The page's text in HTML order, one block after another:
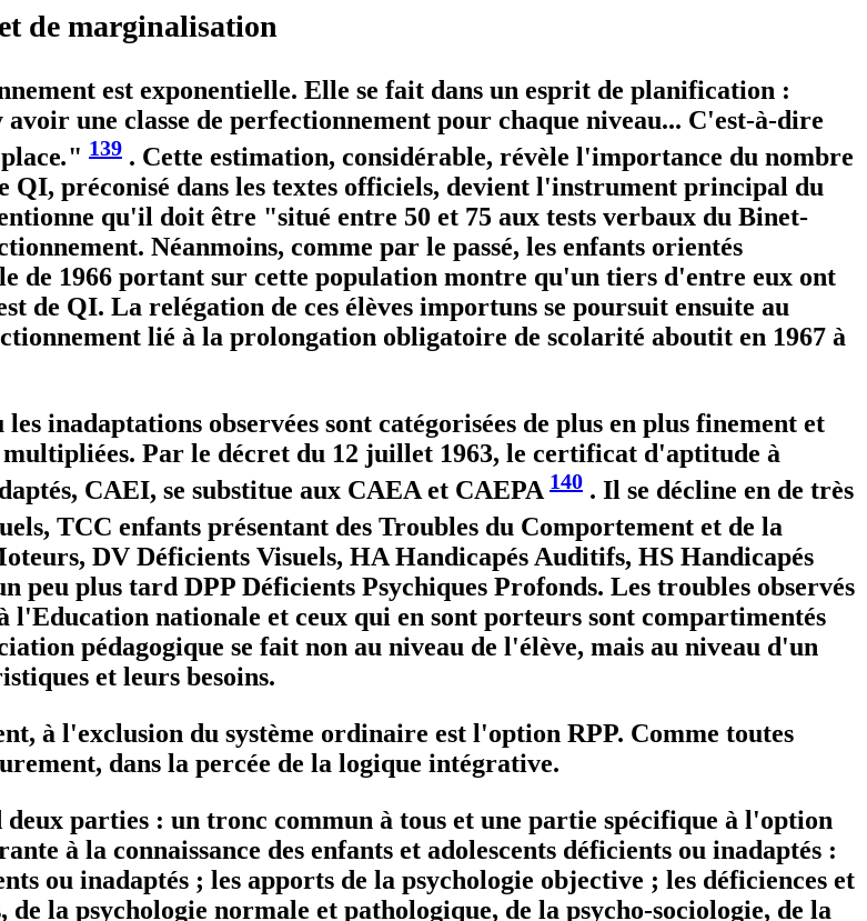
de marginalisation
est exponentielle. Elle se fait dans un esprit de planification :
une classe de perfectionnement pour chaque niveau... C'est-à-dire
." 139 . Cette estimation, considérable, révèle l'importance du nombre
QI, préconisé dans les textes officiels, devient l'instrument principal du
qu'il doit être "situé entre 50 et 75 aux tests verbaux du Binet-
Néanmoins, comme par le passé, les enfants orientés
de 1966 portant sur cette population montre qu'un tiers d'entre eux ont
de QI. La relégation de ces élèves importuns se poursuit ensuite au
lié à la prolongation obligatoire de scolarité aboutit en 1967 à
inadaptations observées sont catégorisées de plus en plus finement et
Par le décret du 12 juillet 1963, le certificat d'aptitude à
CAEI, se substitue aux CAEA et CAEPA 140 . Il se décline en de très
TCC enfants présentant des Troubles du Comportement et de la
DV Déficients Visuels, HA Handicapés Auditifs, HS Handicapés
peu plus tard DPP Déficients Psychiques Profonds. Les troubles observés
l'Education nationale et ceux qui en sont porteurs sont compartimentés
pédagogique se fait non au niveau de l'élève, mais au niveau d'un
et leurs besoins.
à l'exclusion du système ordinaire est l'option RPP. Comme toutes
dans la percée de la logique intégrative.
parties : un tronc commun à tous et une partie spécifique à l'option
à la connaissance des enfants et adolescents déficients ou inadaptés :
ou inadaptés ; les apports de la psychologie objective ; les déficiences et
de la psychologie normale et pathologique, de la psycho-sociologie, de la